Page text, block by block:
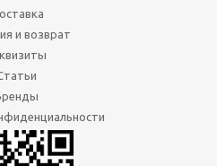
и возврат